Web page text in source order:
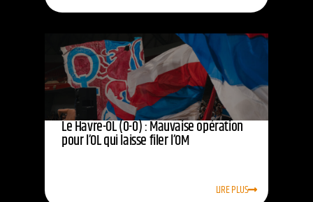
Le Havre-OL (0-0) : Mauvaise opération
pour l’OL qui laisse filer l’OM
LIRE PLUS